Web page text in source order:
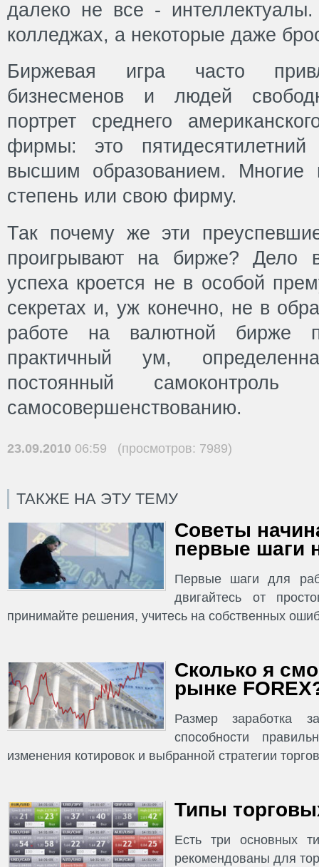
далеко не все -
колледжах, а некоторые даже
Биржевая игра часто
бизнесменов и людей
портрет среднего
фирмы: это
высшим образованием. Многие
степень или свою фирму.
Так почему же эти
проигрывают на бирже? Дело
успеха кроется не в особой
секретах и, уж конечно, не в
работе на валютной бирже
практичный ум,
постоянный
самосовершенствованию.
23.09.2010 06:59 (просмотров: 7989)
ТАКЖЕ НА ЭТУ ТЕМУ
Советы
первые шаги
Первые шаги для
двигайтесь от
принимайте решения, учитесь на собственных
Сколько я
рынке
Размер заработка
способности
изменения котировок и выбранной стратегии
Типы
Есть три основных
рекомендованы для